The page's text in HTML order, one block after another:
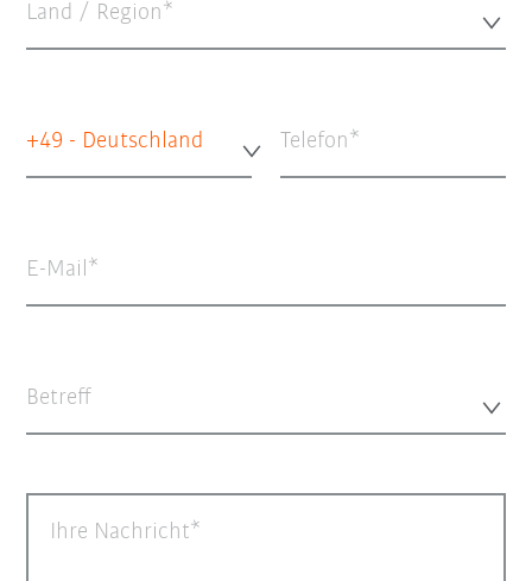
Land / Region*
+49 - Deutschland Telefon
E-Mail
Betreff
Ihre Nachricht